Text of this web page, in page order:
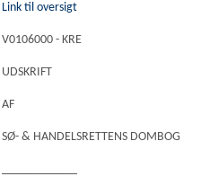
Link til oversigt
V0106000 - KRE
UDSKRIFT
AF
SØ- & HANDELSRETTENS DOMBOG